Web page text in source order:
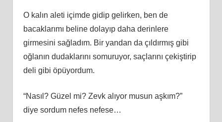
O kalın aleti içimde gidip gelirken, ben de
bacaklarımı beline dolayıp daha derinlere
girmesini sağladım. Bir yandan da çıldırmış gibi
oğlanın dudaklarını somuruyor, saçlarını çekiştirip
deli gibi öpüyordum.
“Nasıl? Güzel mi? Zevk alıyor musun aşkım?”
diye sordum nefes nefese…